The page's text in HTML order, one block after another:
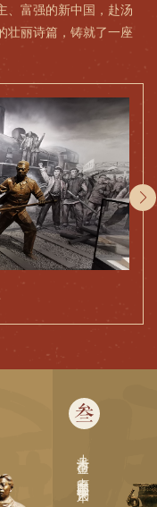
、富强的新中国，赴汤
壮丽诗篇，铸就了一座
叁
丹淅吉金—中原楚国青铜艺术